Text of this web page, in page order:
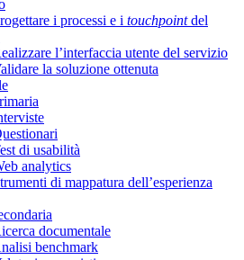
i processi e i touchpointdel
l’interfaccia utente del servizio
la soluzione ottenuta
di usabilità
analytics
di mappatura dell’esperienza
documentale
benchmark